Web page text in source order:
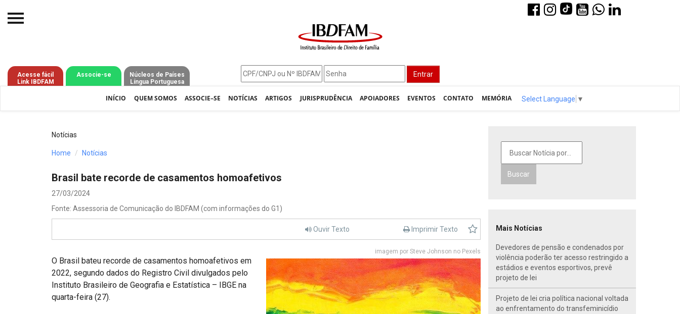
Entrar
Acesse fácil
Link IBDFAM
Associe-se
Núcleos de Países
Língua Portuguesa
INÍCIO QUEM SOMOS ASSOCIE–SE NOTÍCIAS ARTIGOS JURISPRUDÊNCIA APOIADORES EVENTOS CONTATO MEMÓRIA Select Language ▼
O IBDFAM
Notícias
Jurisprudência
Processos - IBDFAM
Alienação Parental
Notícias
Home Notícias
Brasil bate recorde de casamentos homoafetivos
27/03/2024
Fonte: Assessoria de Comunicação do IBDFAM (com informações do G1)
Ouvir Texto Imprimir Texto
imagem por Steve Johnson no Pexels
O Brasil bateu recorde de casamentos homoafetivos em
2022, segundo dados do Registro Civil divulgados pelo
Instituto Brasileiro de Geografia e Estatística – IBGE na
quarta-feira (27).
Buscar
Mais Notícias
Devedores de pensão e condenados por
violência poderão ter acesso restringido a
estádios e eventos esportivos, prevê
projeto de lei
Projeto de lei cria política nacional voltada
ao enfrentamento do transfeminicídio